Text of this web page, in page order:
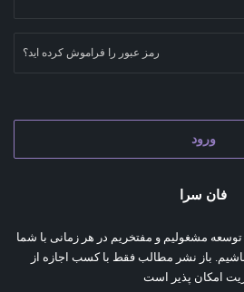
رمز عبور را فراموش کرده اید؟
ورود
فان سرا
مشغولیم و مفتخریم در هر زمانی با شما
باز نشر مطالب فقط با کسب اجازه از
امکان پذیر است